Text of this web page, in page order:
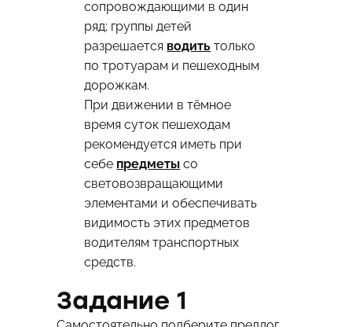
сопровождающими в один
ряд; группы детей
разрешается водить только
по тротуарам и пешеходным
дорожкам.
При движении в тёмное
время суток пешеходам
рекомендуется иметь при
себе предметы со
световозвращающими
элементами и обеспечивать
видимость этих предметов
водителям транспортных
средств.
Задание 1